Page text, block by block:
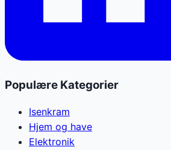
Populære Kategorier
Isenkram
Hjem og have
Elektronik